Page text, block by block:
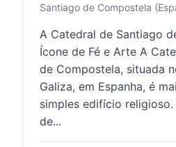
Santiago de Compostela
A Catedral de Santiago
Ícone de Fé e Arte A
de Compostela, situada
Galiza, em Espanha, é
simples edifício
de...